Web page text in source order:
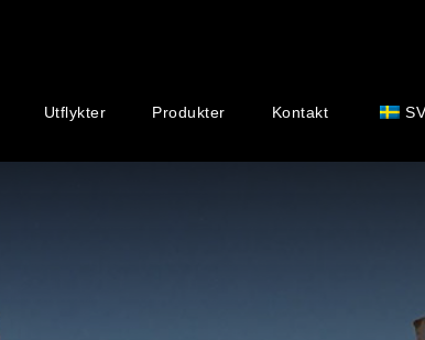
Utflykter Produkter Kontakt SV